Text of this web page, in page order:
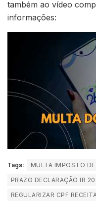
também ao vídeo
informações:
Tags:
MULTA IMPOSTO DE
PRAZO DECLARAÇÃO IR
REGULARIZAR CPF